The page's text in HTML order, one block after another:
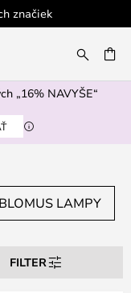
značiek
„16% NAVYŠE“
BLOMUS LAMPY
FILTER